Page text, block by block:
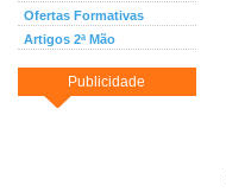
Ofertas Formativas
Artigos 2ª Mão
Publicidade